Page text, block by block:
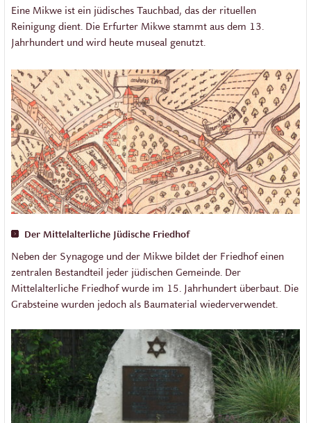
Eine Mikwe ist ein jüdisches Tauchbad, das der rituellen
Reinigung dient. Die Erfurter Mikwe stammt aus dem 13.
Jahrhundert und wird heute museal genutzt.
Der Mittelalterliche Jüdische Friedhof
Neben der Synagoge und der Mikwe bildet der Friedhof einen
zentralen Bestandteil jeder jüdischen Gemeinde. Der
Mittelalterliche Friedhof wurde im 15. Jahrhundert überbaut. Die
Grabsteine wurden jedoch als Baumaterial wiederverwendet.